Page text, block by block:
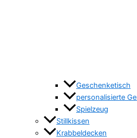
Geschenketisch
personalisierte
Spielzeug
Stillkissen
Krabbeldecken